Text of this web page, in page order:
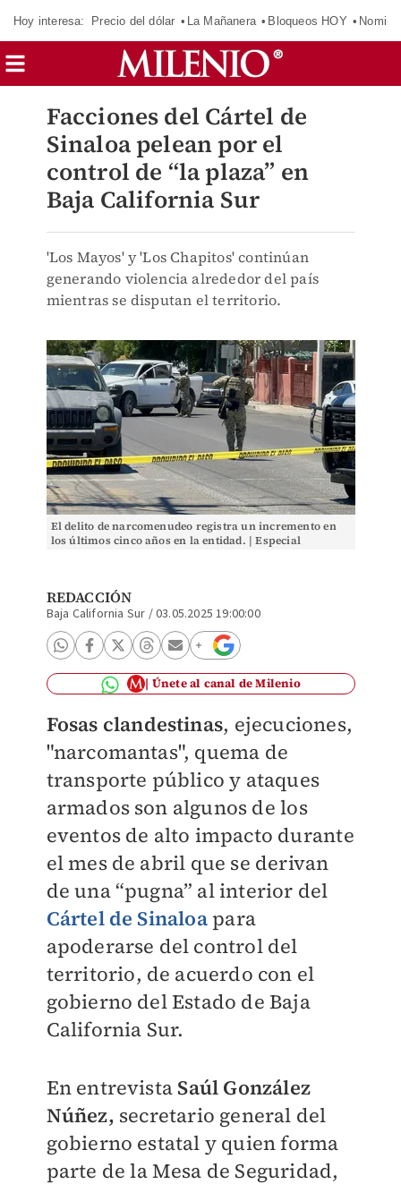
Hoy interesa: Precio del dólar La Mañanera Bloqueos HOY
Facciones del Cártel de
Sinaloa pelean por el
control de “la plaza” en
Baja California Sur
'Los Mayos' y 'Los Chapitos' continúan
generando violencia alrededor del país
mientras se disputan el territorio.
El delito de narcomenudeo registra un incremento en
los últimos cinco años en la entidad. | Especial
REDACCIÓN
Baja California Sur /03.05.2025 19:00:00
Únete al canal de Milenio
Fosas clandestinas, ejecuciones,
"narcomantas", quema de
transporte público y ataques
armados son algunos de los
eventos de alto impacto durante
el mes de abril que se derivan
de una “pugna” al interior del
Cártel de Sinaloapara
apoderarse del control del
territorio, de acuerdo con el
gobierno del Estado de Baja
California Sur.
En entrevista Saúl González
Núñez, secretario general del
gobierno estatal y quien forma
parte de la Mesa de Seguridad,